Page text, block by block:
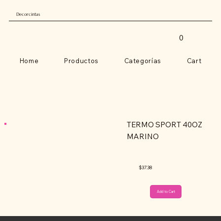
Decorcintas
Home Productos Categorías Cart
0
Add to Cart
TERMO SPORT 40OZ
MARINO
$37.38